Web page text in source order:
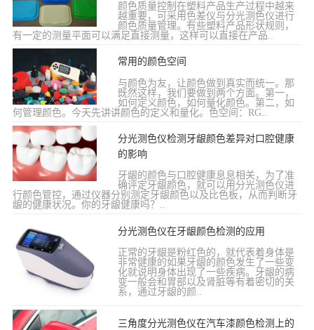
颜色质量控制在塑料产品生产过程中越来
越重要，可采用色差仪与分光测色仪进行
颜色质量管理。有些塑料产品形状规则，
有一定的测量平面可以满足直接测量，这样可以直接在产品..
常用的颜色空间
与颜色为友，让颜色做到真实而统一。那
既然这样，我们要做到两个方面。第一，
如何定义颜色，如何量化颜色。第二，如
何管理颜色。今天先讲讲颜色的定义和量化。色空间：RG..
分光测色仪检测牙龈颜色差异对口腔健康
的影响
牙龈的颜色与口腔健康息息相关，为了准
确评定牙龈颜色，就可以用分光测色仪进
行颜色管控，通过仪器分别测定牙龈颜色以及比色板，从而判断牙
龈的健康状况。你的牙龈健康吗？..
分光测色仪在牙龈颜色检测的应用
正常的牙龈是粉红色的，就代表着身体是
非常健康的如果牙龈的颜色发生了一些变
化就说明身体出现了一些疾病。牙龈的病
变一般会和胃部以及肾脏等有着密切的关
系，通过牙龈的颜..
三角度分光测色仪在汽车漆颜色检测上的